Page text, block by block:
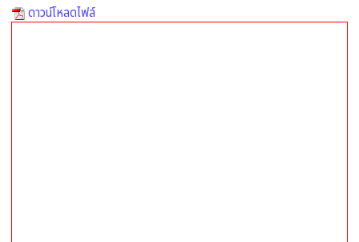
ดาวน์โหลดไฟล์